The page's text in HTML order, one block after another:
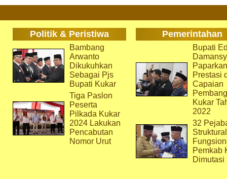
Politik & Peristiwa Pemerintahan
Bambang
Arwanto
Dikukuhkan
Sebagai Pjs
Bupati Kukar
Tiga Paslon
Peserta
Pilkada Kukar
2024 Lakukan
Pencabutan
Nomor Urut
Bupati
Paparkan
Prestasi
Capaian
Kukar
2022
32
Pemkab
Dimutasi